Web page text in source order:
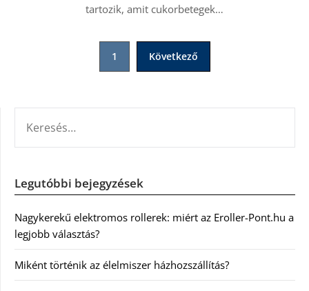
tartozik, amit cukorbetegek…
1 Következő
Legutóbbi bejegyzések
Nagykerekű elektromos rollerek: miért az Eroller-Pont.hu a
legjobb választás?
Miként történik az élelmiszer házhozszállítás?